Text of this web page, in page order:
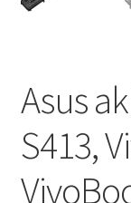
Asus
S413,